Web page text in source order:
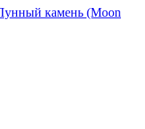
камень (Moon